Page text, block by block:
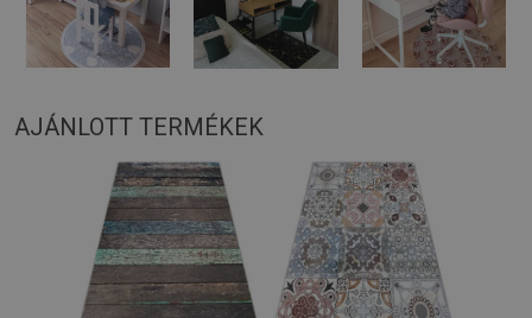
AJÁNLOTT TERMÉKEK